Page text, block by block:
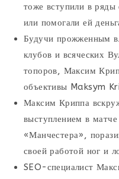
тоже вступили в
или помогали ей
Будучи прожженным
клубов и всяческих
топоров, Максим
объективы Maksym
Максим Криппа
выступлением в
«Манчестера»,
своей работой ног и
SEO-специалист